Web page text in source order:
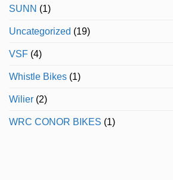
SUNN (1)
Uncategorized (19)
VSF (4)
Whistle Bikes (1)
Wilier (2)
WRC CONOR BIKES (1)